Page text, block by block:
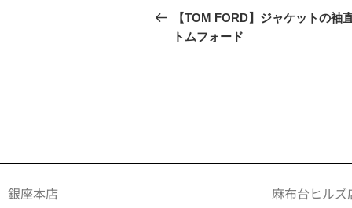
【TOM FORD】ジャケットの袖
トムフォード
銀座本店 麻布台ヒルズ